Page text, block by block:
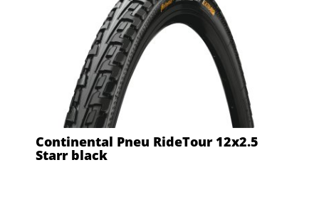
Continental Pneu RideTour 12x2.5
Starr black